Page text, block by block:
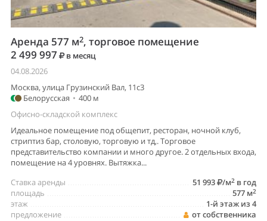
Аренда 577 м2, торговое помещение
2 499 997
в месяц
04.08.2026
Москва, улица Грузинский Вал, 11с3
Белорусская • 400 м
Офисно-складской комплекс
Идеальное помещение под общепит, ресторан, ночной клуб,
стриптиз бар, столовую, торговую и тд,. Торговое
представительство компании и много другое. 2 отдельных входа,
помещение на 4 уровнях. Вытяжка...
51 993
/м2 в год
Ставка аренды
577 м2
площадь
1-й этаж из 4
этаж
от собственника
предложение